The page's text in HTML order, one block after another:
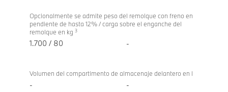
Opcionalmente se admite peso del remolque con freno en
pendiente de hasta 12% / carga sobre el enganche del
remolque en kg 3
1.700 / 80 -
Volumen del compartimento de almacenaje delantero en l
- -